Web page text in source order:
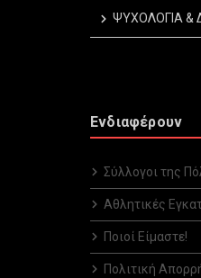
ΨΥΧΟΛΟΓΙΑ &
Ενδιαφέρουν
Σύλλογοι της
Αθλητικές
Ποιοί Είμαστε!
Πολιτική